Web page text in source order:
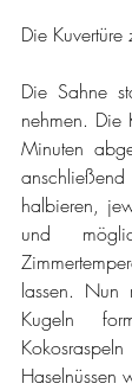
Die Kuvertüre
Die Sahne
nehmen. Die
Minuten
halbieren,
und
lassen. Nun
Kugeln
Haselnüssen